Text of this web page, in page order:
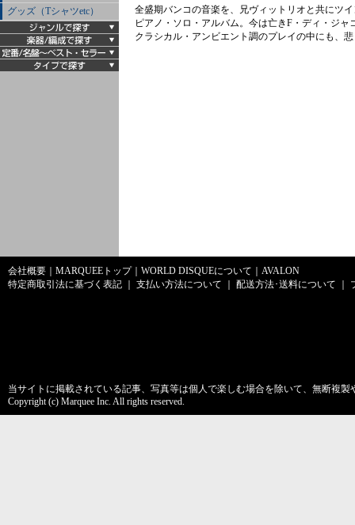
グッズ（Tシャツetc）
全盛期バンコの音楽を、兄ヴィットリオと共にツ
ピアノ・ソロ・アルバム。今は亡きF・ディ・ジ
クラシカル・アンビエント調のプレイの中にも、
会社概要 MARQUEEトップ｜ WORLD DISQUEについて
AVALON
特定商取引法に基づく表記
支払い方法について 配送方法･送料について
当サイトに掲載されている記事、写真等は個人で楽しむ場合を除いて、無断複
Copyright (c) Marquee Inc. All rights reserved.